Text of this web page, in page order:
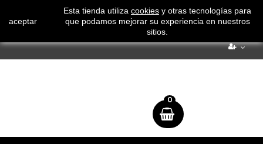
¡ Consigue tu envío gratuito por compras superiores a 50€
!
0
aceptar
Esta tienda utiliza cookies y otras tecnologías para
que podamos mejorar su experiencia en nuestros
sitios.